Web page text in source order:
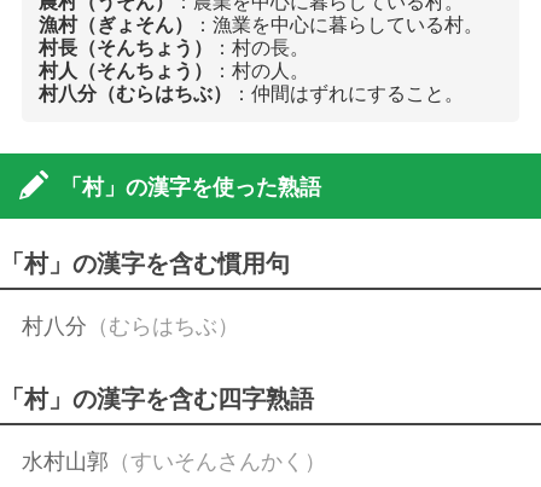
漁村（ぎょそん）
：漁業を中心に暮らしている村。
村長（そんちょう）
：村の長。
村人（そんちょう）
：村の人。
村八分（むらはちぶ）
：仲間はずれにすること。
「村」の漢字を使った熟語
「村」の漢字を含む慣用句
村八分 （むらはちぶ）
「村」の漢字を含む四字熟語
水村山郭 （すいそんさんかく）